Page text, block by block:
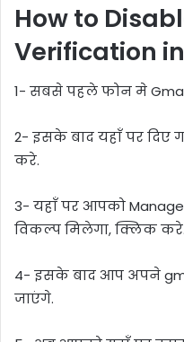
How to
Verification
1- सबसे पहले फोन मे
2- इसके बाद यहाँ पर दिए
करे.
3- यहाँ पर आपको
विकल्प मिलेगा, क्लिक करे.
4- इसके बाद आप अपने
जाएंगे.